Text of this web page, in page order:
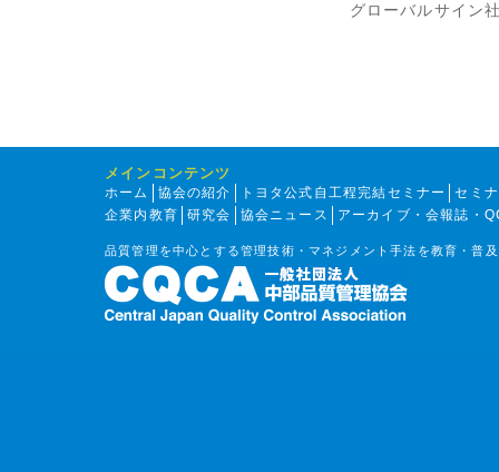
グローバルサイン
メインコンテンツ
ホーム 協会の紹介 トヨタ公式自工程完結セミナー
セミ
企業内教育
研究会 協会ニュース アーカイブ・会報誌・
品質管理を中心とする管理技術・マネジメント手法を教育・普